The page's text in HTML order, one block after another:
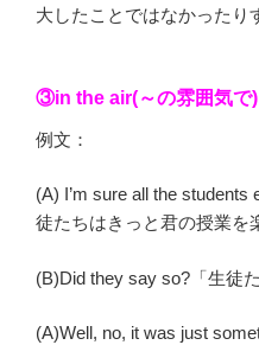
大したことではなかったり
③in the air(～の雰囲気で)
例文：
(A) I’m sure all the
徒たちはきっと君の授業を
(B)Did they say so?「生徒
(A)Well, no, it was just